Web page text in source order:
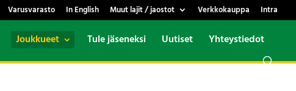
Varusvarasto In English Muut lajit / jaostot Verkkokauppa Intra
Joukkueet Tule jäseneksi Uutiset Yhteystiedot